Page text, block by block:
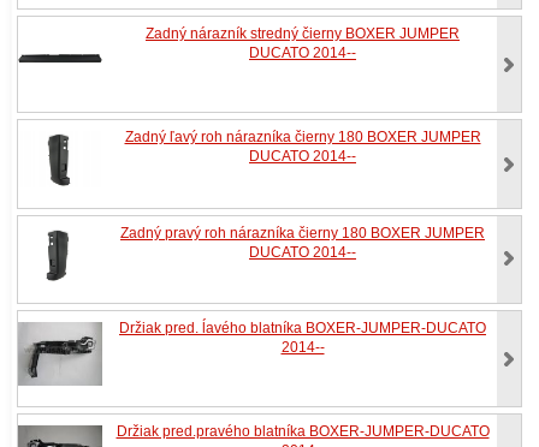
Zadný nárazník stredný čierny BOXER JUMPER
DUCATO 2014--
Zadný ľavý roh nárazníka čierny 180 BOXER JUMPER
DUCATO 2014--
Zadný pravý roh nárazníka čierny 180 BOXER JUMPER
DUCATO 2014--
Držiak pred. ĺavého blatníka BOXER-JUMPER-DUCATO
2014--
Držiak pred.pravého blatníka BOXER-JUMPER-DUCATO